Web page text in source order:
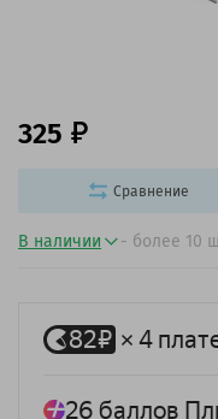
В наличии - более 10
325
Сравнение